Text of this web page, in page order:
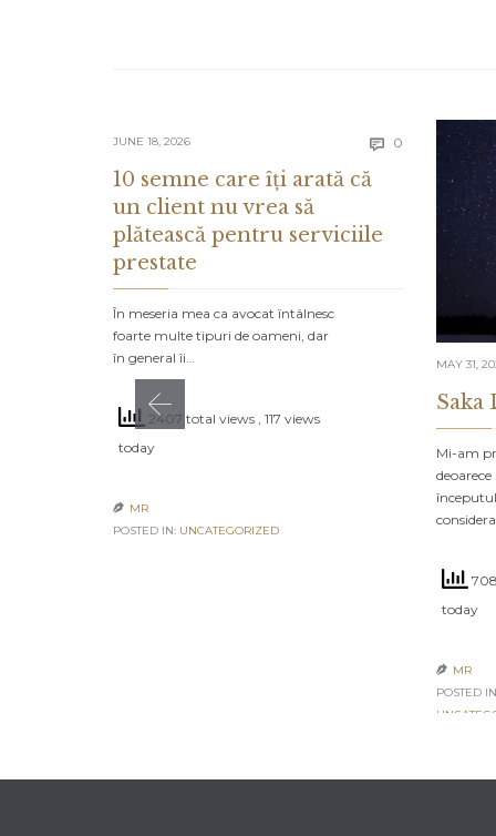
JUNE 18, 2026  0 Comments
10 semne care îți arată că
un client nu vrea să
plătească pentru serviciile
prestate
În meseria mea ca avocat întâlnesc
foarte multe tipuri de oameni, dar
în general îi…
2407 total views , 117 views
today
 MR
POSTED IN: UNCATEGORIZED
MAY 31,
Saka
Mi-am
today
 MR
POSTED